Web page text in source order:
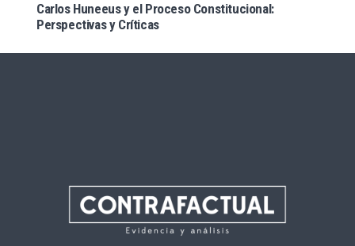
Carlos Huneeus y el Proceso Constitucional:
Perspectivas y Críticas